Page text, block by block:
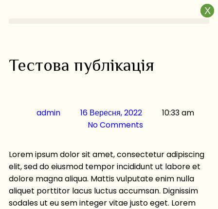
Тестова публікація
admin 16 Вересня, 2022
10:33 am
No Comments
Lorem ipsum dolor sit amet, consectetur adipiscing
elit, sed do eiusmod tempor incididunt ut labore et
dolore magna aliqua. Mattis vulputate enim nulla
aliquet porttitor lacus luctus accumsan. Dignissim
sodales ut eu sem integer vitae justo eget. Lorem
X
X